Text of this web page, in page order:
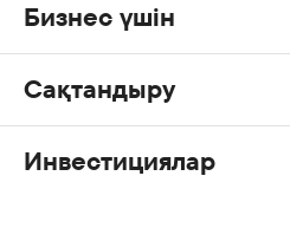
Бизнес үшін
Сақтандыру
Инвестициялар